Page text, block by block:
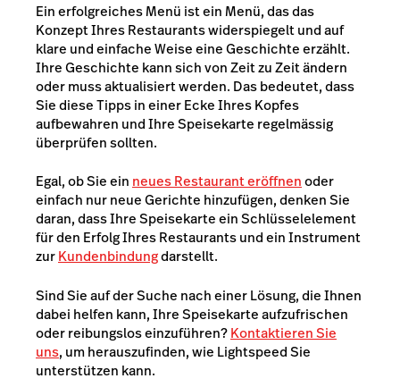
Ein erfolgreiches Menü ist ein Menü, das das
Konzept Ihres Restaurants widerspiegelt und auf
klare und einfache Weise eine Geschichte erzählt.
Ihre Geschichte kann sich von Zeit zu Zeit ändern
oder muss aktualisiert werden. Das bedeutet, dass
Sie diese Tipps in einer Ecke Ihres Kopfes
aufbewahren und Ihre Speisekarte regelmässig
überprüfen sollten.
Egal, ob Sie ein neues Restaurant eröffnenoder
einfach nur neue Gerichte hinzufügen, denken Sie
daran, dass Ihre Speisekarte ein Schlüsselelement
für den Erfolg Ihres Restaurants und ein Instrument
zurKundenbindungdarstellt.
Sind Sie auf der Suche nach einer Lösung, die Ihnen
dabei helfen kann, Ihre Speisekarte aufzufrischen
oder reibungslos einzuführen?Kontaktieren Sie
uns, um herauszufinden, wie Lightspeed Sie
unterstützen kann.